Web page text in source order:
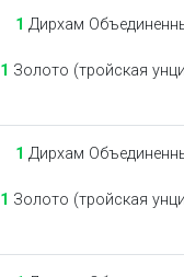
1 Дирхам
1 Золото (тройская
1 Дирхам
1 Золото (тройская